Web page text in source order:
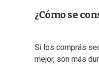
¿Cómo se
Si los comprás
mejor, son más